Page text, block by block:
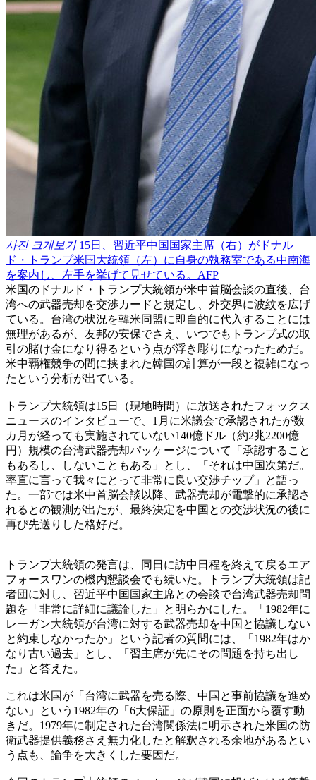
사진 크게보기 15日、習近平中国国家主席（右）がドナル
ド・トランプ米国大統領（左）に自身の執務室である中南海
を案内し、左手を挙げて見せている。AFP
米国のドナルド・トランプ大統領が米中首脳会談の直後、台
湾への武器売却を交渉カードと規定し、外交界に波紋を広げ
ている。台湾の状況を韓米同盟に即自的に代入することには
無理があるが、友邦の安保でさえ、いつでもトランプ式の取
引の賭け金になり得るという点が浮き彫りになったためだ。
米中覇権競争の間に挟まれた韓国の計算が一段と複雑になっ
たという分析が出ている。
トランプ大統領は15日（現地時間）に放送されたフォックス
ニュースのインタビューで、1月に米議会で承認されたが数
カ月が経っても実施されていない140億ドル（約2兆2200億
円）規模の台湾武器売却パッケージについて「承認すること
もあるし、しないこともある」とし、「それは中国次第だ。
率直に言って我々にとって非常に良い交渉チップ」と語っ
た。一部では米中首脳会談以降、武器売却が電撃的に承認さ
れるとの観測が出たが、最終決定を中国との交渉状況の後に
再び先送りした格好だ。
トランプ大統領の発言は、同日に訪中日程を終えて戻るエア
フォースワンの機内懇談会でも続いた。トランプ大統領は記
者団に対し、習近平中国国家主席との会談で台湾武器売却問
題を「非常に詳細に議論した」と明らかにした。「1982年に
レーガン大統領が台湾に対する武器売却を中国と協議しない
と約束しなかったか」という記者の質問には、「1982年はか
なり古い過去」とし、「習主席が先にその問題を持ち出し
た」と答えた。
これは米国が「台湾に武器を売る際、中国と事前協議を進め
ない」という1982年の「6大保証」の原則を正面から覆す動
きだ。1979年に制定された台湾関係法に明示された米国の防
衛武器提供義務さえ無力化したと解釈される余地があるとい
う点も、論争を大きくした要因だ。